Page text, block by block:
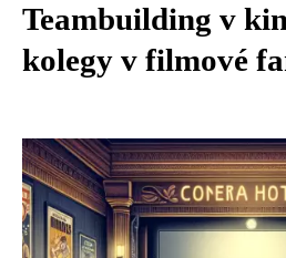
Teambuilding v
kolegy v filmové